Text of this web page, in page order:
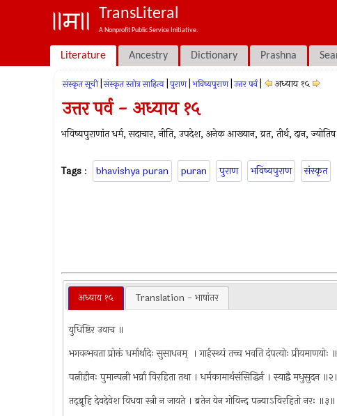
TransLiteral
A Nonprofit Public Service Initiative.
Literature Ancestry Dictionary Prashna
संस्कृत सूची संस्कृत स्तोत्र साहित्य पुराण भविष्यपुराण उत्तर पर्व अध्याय १५
उत्तर पर्व - अध्याय १५
भविष्यपुराणांत धर्म, सदाचार, नीति, उपदेश, अनेक आख्यान, व्रत, तीर्थ, दान,
Tags : bhavishya puran puran पुराण भविष्यपुराण संस्कृत
अध्याय १५ Translation - भाषांतर
युधिष्ठिर उवाच ॥
भगवन्भवता प्रोक्तं धर्मार्थादेः सुसाधनम् ‍ । गार्हस्थ्यं तच्च भवति दंपत्योः प्रीयमाणयोः
पत्नीहीनः पुमान्पत्नी भर्व्रा विरहिता तथा । धर्मकामार्थसंसिद्धिर्न । स्याद्वै मधुसुदन
तद्‍ब्रूहि देवदेवेश विधवा स्त्री न जायते । ब्रतेन येन गोविन्द पत्न्याऽविरहितो नरः ॥३॥